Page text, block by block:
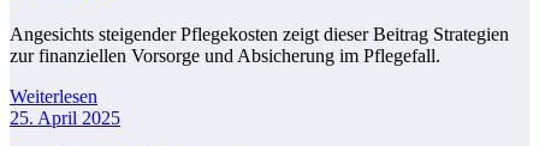
Angesichts steigender Pflegekosten zeigt dieser Beitrag Strategien
zur finanziellen Vorsorge und Absicherung im Pflegefall.
Weiterlesen
25. April 2025